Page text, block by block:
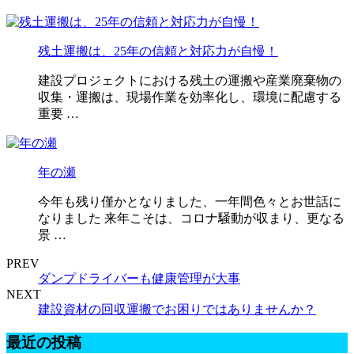
残土運搬は、25年の信頼と対応力が自慢！
建設プロジェクトにおける残土の運搬や産業廃棄物の
収集・運搬は、現場作業を効率化し、環境に配慮する
重要 …
年の瀬
今年も残り僅かとなりました、一年間色々とお世話に
なりました 来年こそは、コロナ騒動が収まり、更なる
景 …
PREV
ダンプドライバーも健康管理が大事
NEXT
建設資材の回収運搬でお困りではありませんか？
最近の投稿